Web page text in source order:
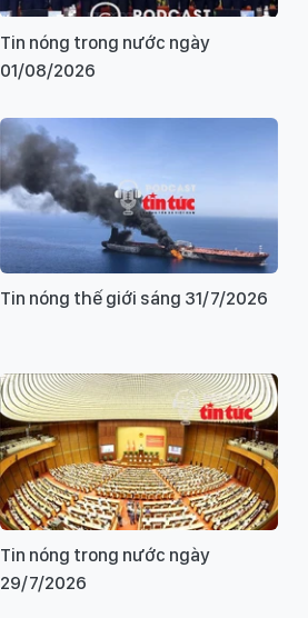
Tin nóng trong nước ngày
01/08/2026
Tin nóng thế giới sáng 31/7/2026
Tin nóng trong nước ngày
29/7/2026